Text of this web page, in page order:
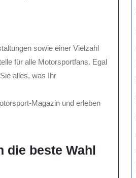
sowie einer Vielzahl
für alle Motorsportfans. Egal
alles, was Ihr
Magazin und erleben
die beste Wahl